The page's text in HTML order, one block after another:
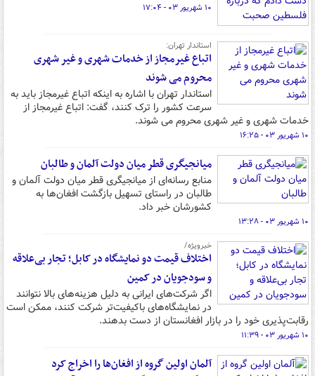
۱۰ شهریور ۰۳ - ۱۷:۰۴
استاندار تهران:
اتباع غیرمجاز از خدمات شهری و غیر شهری
محروم می شوند
استاندار تهران با اشاره به اینکه اتباع غیرمجاز باید به
سرعت کشور را ترک کنند، گفت: اتباع غیرمجاز از
خدمات شهری و غیر شهری محروم می شوند.
۱۰ شهریور ۰۳ - ۱۶:۲۵
میانجیگری قطر میان دولت آلمان و طالبان
منابع رسانه‌ای از میانجیگری قطر میان دولت آلمان و
طالبان در راستای تسهیل بازگشت افغان‌ها به
کشورشان خبر داد.
۱۰ شهریور ۰۳ - ۱۳:۲۸
خبرویژه/
اختلاف قیمت دو نمایشگاه در کابل؛ تجار بی‌علاقه
و سودجویان در کمین
اگر شرکت‌های ایرانی به دلیل هزینه‌های بالا نتوانند
در نمایشگاه‌های باکیفیت‌تر شرکت کنند، ممکن است
رقابت‌پذیری خود را در بازار افغانستان از دست بدهند.
۱۰ شهریور ۰۳ - ۱۱:۳۹
آلمان اولین گروه از افغان‌ها را اخراج کرد